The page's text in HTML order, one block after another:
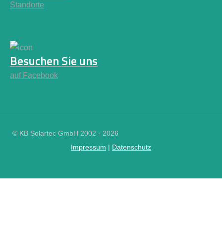
Standorte
Besuchen Sie uns
auf Facebook
© KB Solartec GmbH 2002 - 2026
Impressum | Datenschutz